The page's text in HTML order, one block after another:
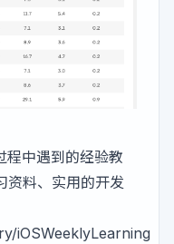
程中遇到的经验教
资料、实用的开发
iOSWeeklyLearning